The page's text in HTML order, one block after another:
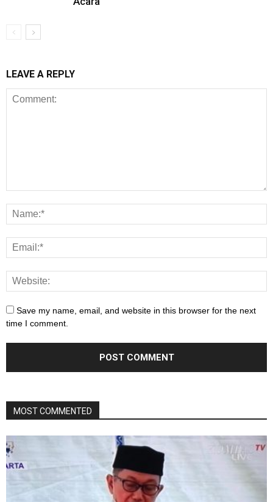
LEAVE A REPLY
Save my name, email, and website in this browser for the next
time I comment.
MOST COMMENTED